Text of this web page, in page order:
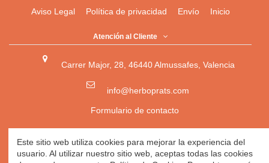
Aviso Legal Política de privacidad Envío Inicio
Atención al Cliente
Carrer Major, 28, 46440 Almussafes, Valencia
info@herboprats.com
Formulario de contacto
Herbolario|Herboristería|Tienda Ecológica Online|
Herbodietética |Tienda Online de Productos Naturales|
Este sitio web utiliza cookies para mejorar la experiencia del
usuario. Al utilizar nuestro sitio web, aceptas todas las cookies